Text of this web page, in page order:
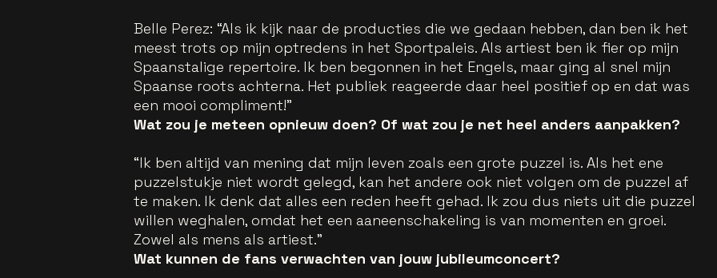
Belle Perez: “Als ik kijk naar de producties die we gedaan hebben, dan ben ik het
meest trots op mijn optredens in het Sportpaleis. Als artiest ben ik fier op mijn
Spaanstalige repertoire. Ik ben begonnen in het Engels, maar ging al snel mijn
Spaanse roots achterna. Het publiek reageerde daar heel positief op en dat was
een mooi compliment!”
Wat zou je meteen opnieuw doen? Of wat zou je net heel anders aanpakken?
“Ik ben altijd van mening dat mijn leven zoals een grote puzzel is. Als het ene
puzzelstukje niet wordt gelegd, kan het andere ook niet volgen om de puzzel af
te maken. Ik denk dat alles een reden heeft gehad. Ik zou dus niets uit die puzzel
willen weghalen, omdat het een aaneenschakeling is van momenten en groei.
Zowel als mens als artiest.”
Wat kunnen de fans verwachten van jouw jubileumconcert?